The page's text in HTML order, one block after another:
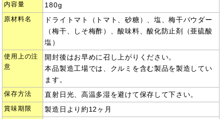
内容量 180g
原材料名
ドライトマト（トマト、砂糖）、塩、梅干パウダー
（梅干、しそ梅酢）、酸味料、酸化防止剤（亜硫酸
塩）
使用上の注
意
開封後はお早めに召し上がりください。
本品製造工場では、クルミを含む製品を製造してい
ます。
保存方法 直射日光、高温多湿を避けて保存して下さい。
賞味期限 製造日より約12ヶ月